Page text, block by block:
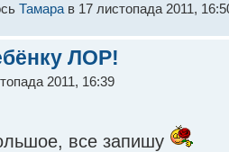
Тамарав 17 листопада 2011,
ЛОР!
2011, 16:39
все запишу